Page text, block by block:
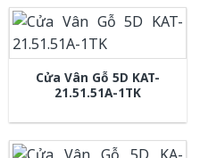
Cửa Vân Gỗ 5D KAT-
21.51.51A-1TK